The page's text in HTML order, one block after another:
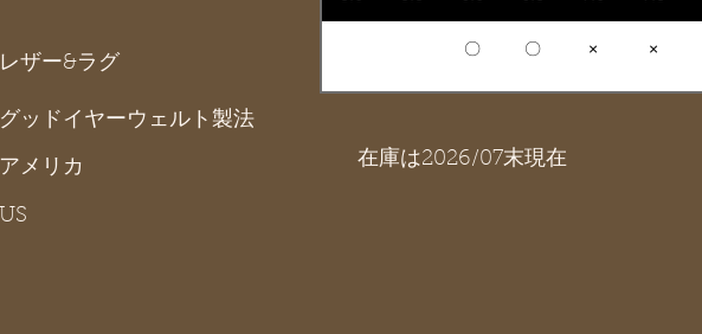
レザー&ラグ
〇 〇 × ×
グッドイヤーウェルト製法
アメリカ
US
在庫は2026/07末現在